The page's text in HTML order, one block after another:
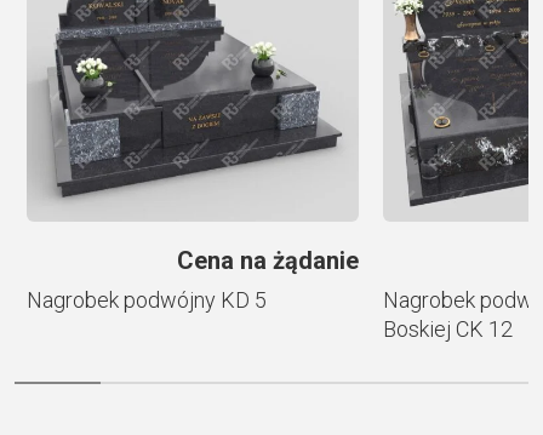
Cena na żądanie
Nagrobek podwójny KD 5
Nagrobek
Boskiej CK 12